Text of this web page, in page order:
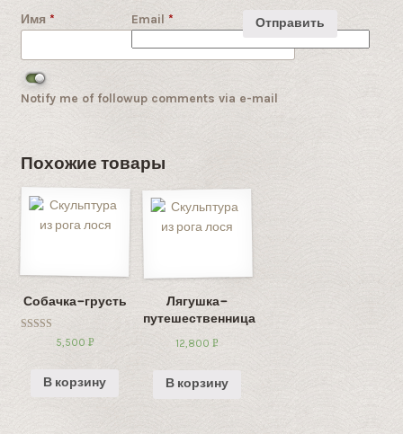
Имя * Email*
Notify me of followup comments via e-mail
Похожие товары
Собачка-грусть
Оценка5,500 Р
В корзину
Лягушка-
путешественница
12,800Р
В корзину